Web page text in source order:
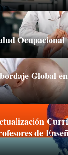
Ocupacional
Global
de